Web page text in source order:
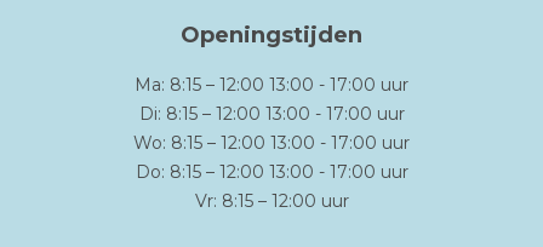
Openingstijden
Ma: 8:15 – 12:00 13:00 - 17:00 uur
Di: 8:15 – 12:00 13:00 - 17:00 uur
Wo: 8:15 – 12:00 13:00 - 17:00 uur
Do: 8:15 – 12:00 13:00 - 17:00 uur
Vr: 8:15 – 12:00 uur